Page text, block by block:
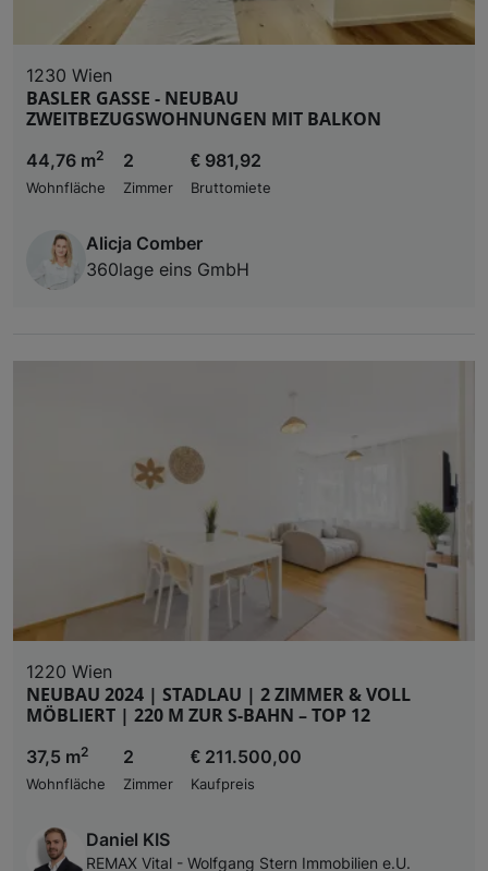
1230 Wien
BASLER GASSE - NEUBAU
ZWEITBEZUGSWOHNUNGEN MIT BALKON
44,76 m2
Wohnfläche
2
Zimmer
€ 981,92
Bruttomiete
Alicja Comber
360lage eins GmbH
1220 Wien
NEUBAU 2024 | STADLAU | 2 ZIMMER & VOLL
MÖBLIERT | 220 M ZUR S-BAHN – TOP 12
37,5 m2
Wohnfläche
2
Zimmer
€ 211.500,00
Kaufpreis
Daniel KIS
REMAX Vital - Wolfgang Stern Immobilien e.U.